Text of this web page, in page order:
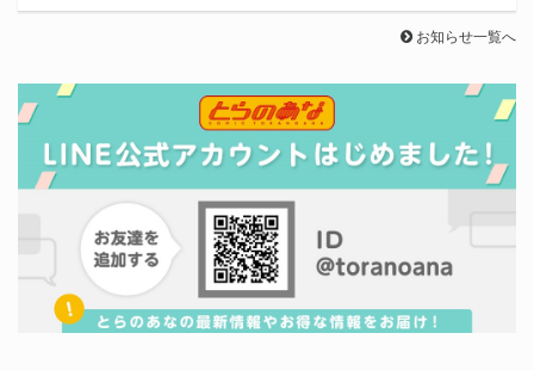
お知らせ一覧へ